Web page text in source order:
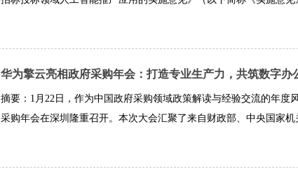
华为擎云亮相政府采购年会：打造专业生产力，共筑数字办
摘要：1月22日，作为中国政府采购领域政策解读与经验交流的年度
采购年会在深圳隆重召开。本次大会汇聚了来自财政部、中央国家机